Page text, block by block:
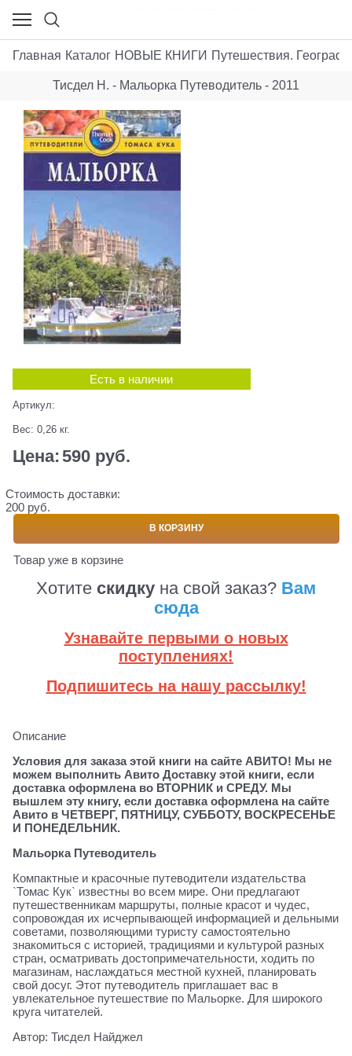
Главная Каталог НОВЫЕ КНИГИ Путешествия.
Тисдел Н. - Мальорка Путеводитель - 2011
Есть в наличии
Артикул:
Вес: 0,26 кг.
Цена:590 руб.
Стоимость доставки:
200 руб.
В КОРЗИНУ
Товар уже в корзине
Хотите скидку на свой заказ? Вам
сюда
Узнавайте первыми о новых
поступлениях!
Подпишитесь на нашу рассылку!
Описание
Условия для заказа этой книги на сайте АВИТО! Мы не
можем выполнить Авито Доставку этой книги, если
доставка оформлена во ВТОРНИК и СРЕДУ. Мы
вышлем эту книгу, если доставка оформлена на сайте
Авито в ЧЕТВЕРГ, ПЯТНИЦУ, СУББОТУ, ВОСКРЕСЕНЬЕ
И ПОНЕДЕЛЬНИК.
Мальорка Путеводитель
Компактные и красочные путеводители издательства
`Томас Кук` известны во всем мире. Они предлагают
путешественникам маршруты, полные красот и чудес,
сопровождая их исчерпывающей информацией и дельными
советами, позволяющими туристу самостоятельно
знакомиться с историей, традициями и культурой разных
стран, осматривать достопримечательности, ходить по
магазинам, наслаждаться местной кухней, планировать
свой досуг. Этот путеводитель приглашает вас в
увлекательное путешествие по Мальорке. Для широкого
круга читателей.
Автор: Тисдел Найджел